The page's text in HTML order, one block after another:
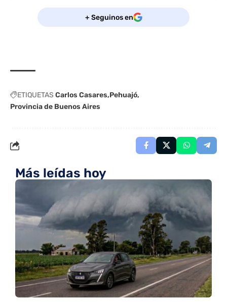
+ Seguinos en
ETIQUETAS Carlos Casares Pehuajó
Provincia de Buenos Aires
Más leídas hoy